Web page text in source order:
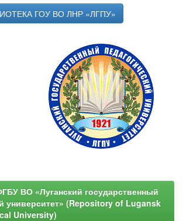
ГОУ ВО ЛНР «ЛГПУ»
ВО «Луганский государственный
университет» (Repository of Lugansk
University)